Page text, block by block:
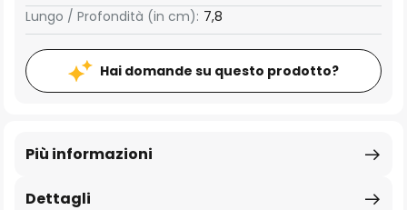
Lungo / Profondità (in cm): 7,8
Hai domande su questo prodotto?
Dettagli
Più informazioni